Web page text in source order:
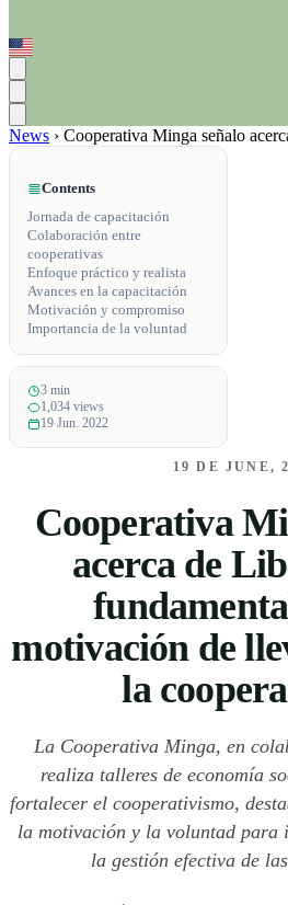
News › Cooperativa Minga señalo
Contents
Jornada de capacitación
Colaboración entre
cooperativas
Enfoque práctico y realista
Avances en la capacitación
Motivación y compromiso
Importancia de la voluntad
3 min
1,034 views
19 Jun. 2022
19 DE JUNE,
Cooperativa
acerca de
motivación de
la
La Cooperativa Minga, en
realiza talleres de economía
fortalecer el cooperativismo,
la motivación y la voluntad para
la gestión efectiva de